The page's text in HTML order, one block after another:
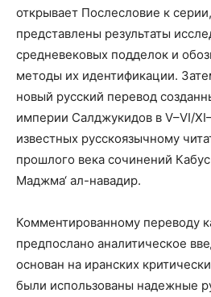
открывает Послесловие к
представлены результаты
средневековых подделок и
методы их идентификации.
новый русский перевод
империи Салджукидов в V–VI/
известных русскоязычному
прошлого века сочинений
Маджма‘ ал-навадир.
Комментированному переводу
предпослано аналитическое
основан на иранских
были использованы надежные